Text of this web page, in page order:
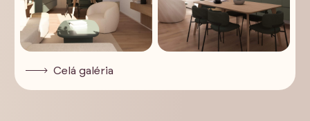
Celá galéria